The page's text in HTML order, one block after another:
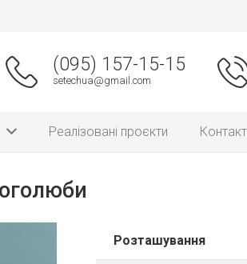
(095) 157-15-15
setechua@gmail.com
Реалізовані проєкти
Розташування